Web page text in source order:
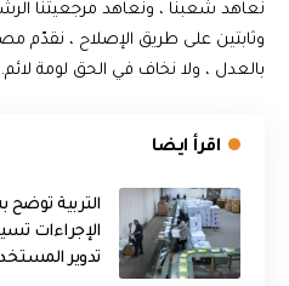
نعاهد شعبنا ، ونعاهد مرجعيتنا
وثابتين على طريق الإصلاح ، نقدّم
بالعدل ، ولا نخاف في الحق لومة لائم.
اقرأ ايضا
التربية
الإجراءات
تدوير